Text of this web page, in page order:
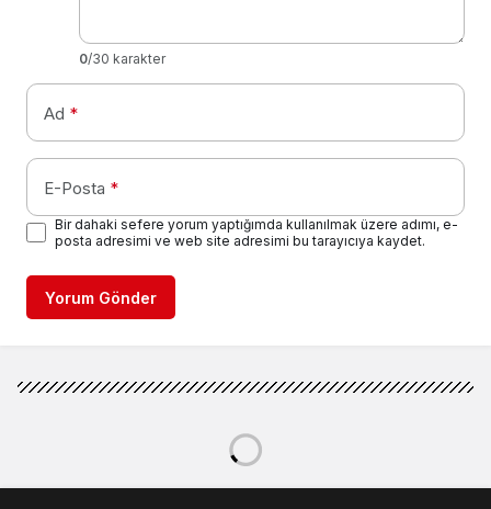
0/30 karakter
Ad *
E-Posta *
Bir dahaki sefere yorum yaptığımda kullanılmak üzere adımı, e-
posta adresimi ve web site adresimi bu tarayıcıya kaydet.
Yorum Gönder